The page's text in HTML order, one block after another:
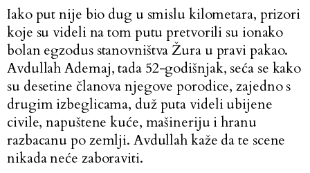
Iako put nije bio dug u smislu kilometara, prizori
koje su videli na tom putu pretvorili su ionako
bolan egzodus stanovništva Žura u pravi pakao.
Avdullah Ademaj, tada 52-godišnjak, seća se kako
su desetine članova njegove porodice, zajedno s
drugim izbeglicama, duž puta videli ubijene
civile, napuštene kuće, mašineriju i hranu
razbacanu po zemlji. Avdullah kaže da te scene
nikada neće zaboraviti.